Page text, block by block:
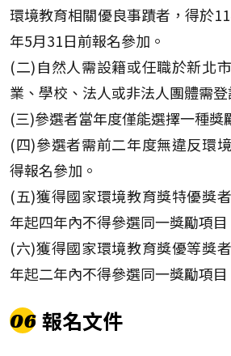
環境教育相關優良事蹟者，得於
年5月31日前報名參加。
(二)自然人需設籍或任職於新北
業、學校、法人或非法人團體需登
(三)參選者當年度僅能選擇一種獎
(四)參選者需前二年度無違反環
得報名參加。
(五)獲得國家環境教育獎特優獎
年起四年內不得參選同一獎勵項目
(六)獲得國家環境教育獎優等獎
年起二年內不得參選同一獎勵項目
06 報名文件